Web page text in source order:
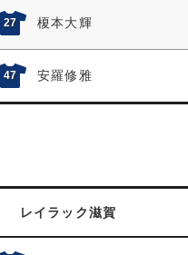
27 榎本大輝
47 安羅修雅
レイラック滋賀